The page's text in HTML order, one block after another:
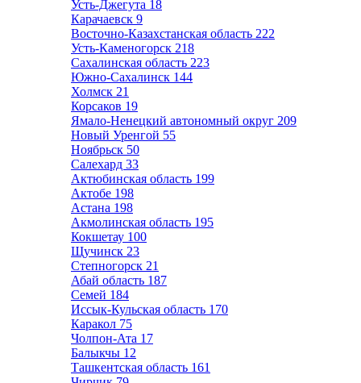
Усть-Джегута 18
Карачаевск 9
Восточно-Казахстанская область 222
Усть-Каменогорск 218
Сахалинская область 223
Южно-Сахалинск 144
Холмск 21
Корсаков 19
Ямало-Ненецкий автономный округ 209
Новый Уренгой 55
Ноябрьск 50
Салехард 33
Актюбинская область 199
Актобе 198
Астана 198
Акмолинская область 195
Кокшетау 100
Щучинск 23
Степногорск 21
Абай область 187
Семей 184
Иссык-Кульская область 170
Каракол 75
Чолпон-Ата 17
Балыкчы 12
Ташкентская область 161